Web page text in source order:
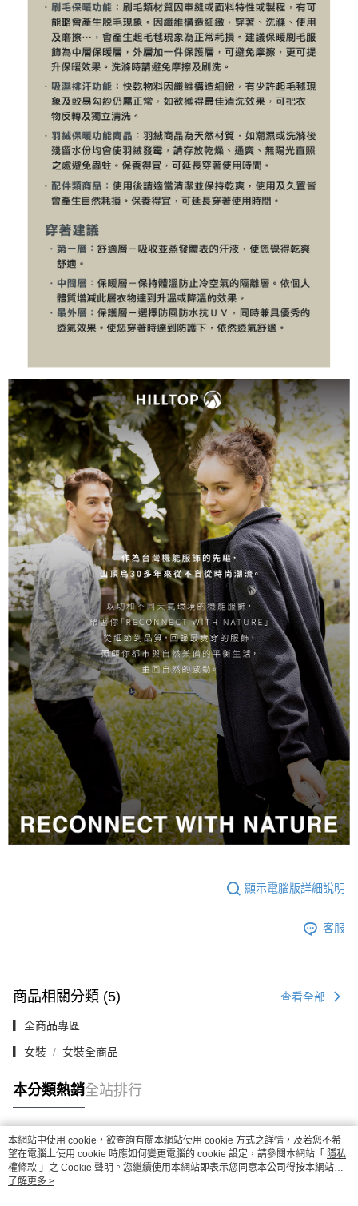
顯示電腦版詳細說明
客服
商品相關分類 (5) 查看全部
▎全商品專區
▎女裝 女裝全商品
本分類熱銷全站排行
熱門標籤
本網站中使用 cookie，欲查詢有關本網站使用 cookie 方式之詳情，及若您不希
望在電腦上使用 cookie 時應如何變更電腦的 cookie 設定，請參閱本網站「 隱私
權條款 」之 Cookie 聲明。您繼續使用本網站即表示您同意本公司得按本網站使
用條款之 Cookie 聲明使用 cookie。
了解更多 >